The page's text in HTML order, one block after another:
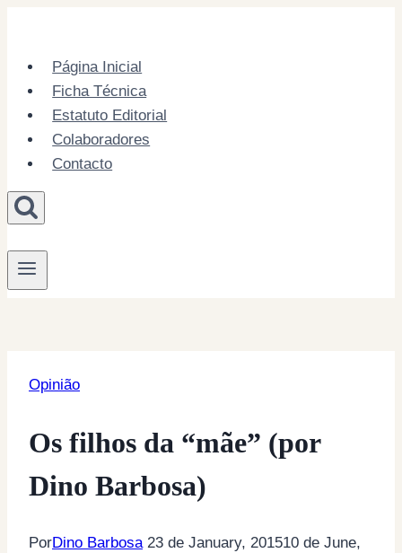
contentPágina Inicial
Ficha Técnica
Estatuto Editorial
Colaboradores
Contacto
Opinião
Os filhos da “mãe” (por
Dino Barbosa)
PorDino Barbosa 23 de January, 201510 de June,